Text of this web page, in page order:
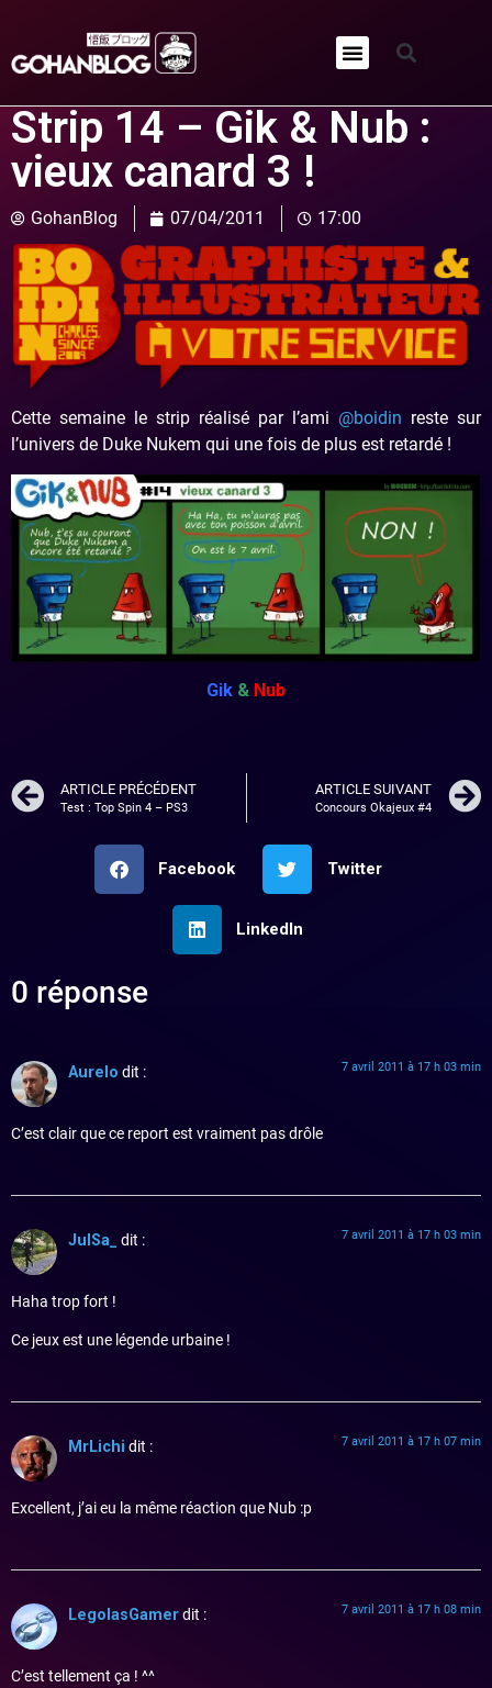
Strip 14 – Gik & Nub :
vieux canard 3 !
GohanBlog 07/04/2011 17:00
Cette semaine le strip réalisé par l’ami @boidin reste sur
l’univers de Duke Nukem qui une fois de plus est retardé !
Gik & Nub
ARTICLE PRÉCÉDENT
Test : Top Spin 4 – PS3
ARTICLE SUIVANT
Concours Okajeux #4
Facebook Twitter
LinkedIn
0 réponse
Aurelo dit : 7 avril 2011 à 17 h 03 min
C’est clair que ce report est vraiment pas drôle
JulSa_ dit : 7 avril 2011 à 17 h 03 min
Haha trop fort !
Ce jeux est une légende urbaine !
MrLichi dit : 7 avril 2011 à 17 h 07 min
Excellent, j’ai eu la même réaction que Nub :p
LegolasGamerdit : 7 avril 2011 à 17 h 08 min
C’est tellement ça ! ^^